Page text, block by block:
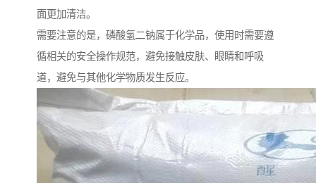
面更加清洁。
需要注意的是，磷酸氢二钠属于化学品，使用时需要遵
循相关的安全操作规范，避免接触皮肤、眼睛和呼吸
道，避免与其他化学物质发生反应。